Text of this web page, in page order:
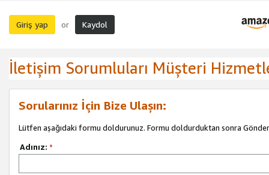
Giriş yap or Kaydol
İletişim Sorumluları Müşteri
Sorularınız İçin Bize Ulaşın:
Lütfen aşağıdaki formu doldurunuz. Formu doldurduktan sonra Gönder
Adınız: *